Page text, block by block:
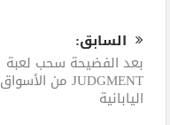
السابق:
بعد الفضيحة سحب لعبة
JUDGMENT من الأسواق
اليابانية